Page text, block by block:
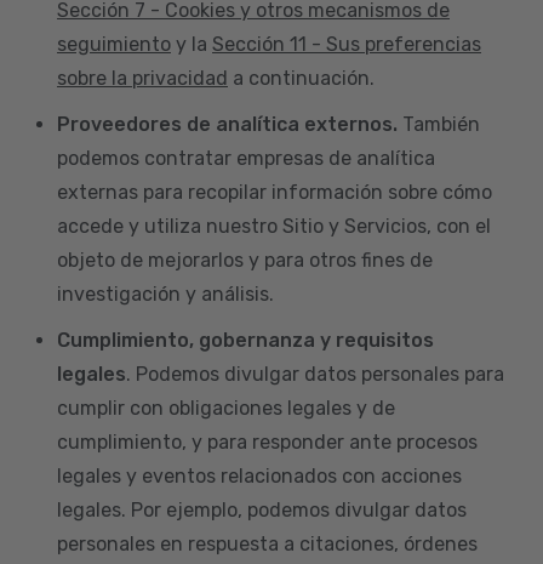
Sección 7 - Cookies y otros mecanismos de
seguimiento y la Sección 11 - Sus preferencias
sobre la privacidad a continuación.
Proveedores de analítica externos. También
podemos contratar empresas de analítica
externas para recopilar información sobre cómo
accede y utiliza nuestro Sitio y Servicios, con el
objeto de mejorarlos y para otros fines de
investigación y análisis.
Cumplimiento, gobernanza y requisitos
legales. Podemos divulgar datos personales para
cumplir con obligaciones legales y de
cumplimiento, y para responder ante procesos
legales y eventos relacionados con acciones
legales. Por ejemplo, podemos divulgar datos
personales en respuesta a citaciones, órdenes